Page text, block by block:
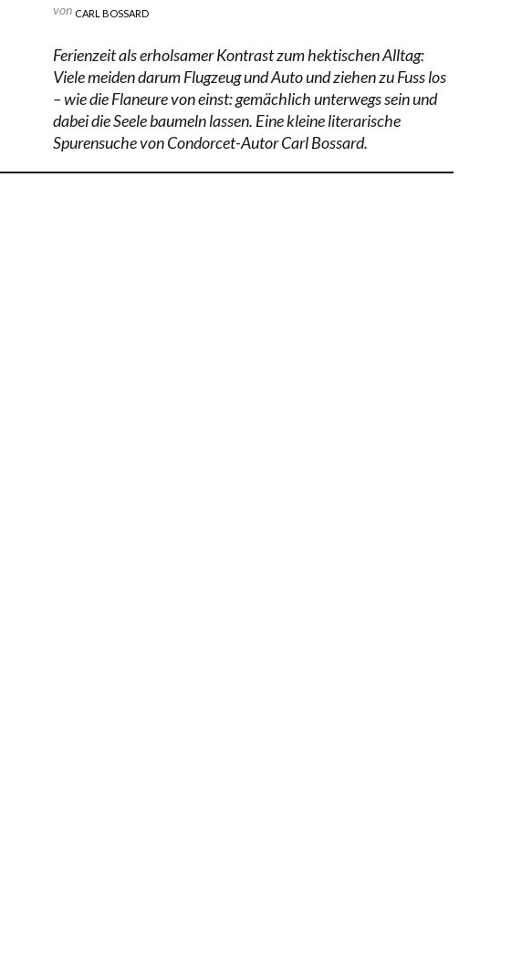
von CARL BOSSARD
Ferienzeit als erholsamer Kontrast zum hektischen Alltag:
Viele meiden darum Flugzeug und Auto und ziehen zu Fuss los
– wie die Flaneure von einst: gemächlich unterwegs sein und
dabei die Seele baumeln lassen. Eine kleine literarische
Spurensuche von Condorcet-Autor Carl Bossard.